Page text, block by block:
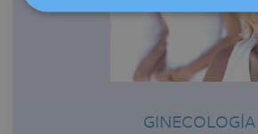
GINECOLOGÍA